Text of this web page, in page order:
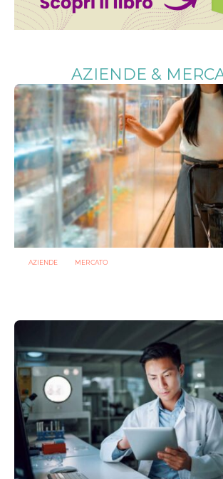
AZIENDE &
AZIENDE MERCATO